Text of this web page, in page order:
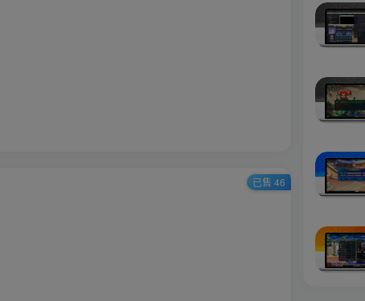
已售 46